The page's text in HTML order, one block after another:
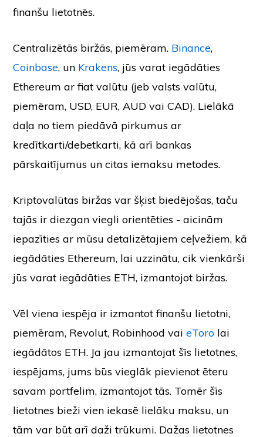
finanšu lietotnēs.
Centralizētās biržās, piemēram. Binance,
Coinbase, un Krakens, jūs varat iegādāties
Ethereum ar fiat valūtu (jeb valsts valūtu,
piemēram, USD, EUR, AUD vai CAD). Lielākā
daļa no tiem piedāvā pirkumus ar
kredītkarti/debetkarti, kā arī bankas
pārskaitījumus un citas iemaksu metodes.
Kriptovalūtas biržas var šķist biedējošas, taču
tajās ir diezgan viegli orientēties - aicinām
iepazīties ar mūsu detalizētajiem ceļvežiem, kā
iegādāties Ethereum, lai uzzinātu, cik vienkārši
jūs varat iegādāties ETH, izmantojot biržas.
Vēl viena iespēja ir izmantot finanšu lietotni,
piemēram, Revolut, Robinhood vaieToro lai
iegādātos ETH. Ja jau izmantojat šīs lietotnes,
iespējams, jums būs vieglāk pievienot ēteru
savam portfelim, izmantojot tās. Tomēr šīs
lietotnes bieži vien iekasē lielāku maksu, un
tām var būt arī daži trūkumi. Dažas lietotnes